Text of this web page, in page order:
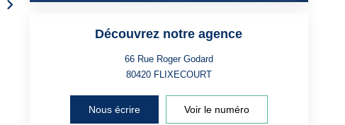
Découvrez notre agence
66 Rue Roger Godard
80420 FLIXECOURT
Nous écrire Voir le numéro